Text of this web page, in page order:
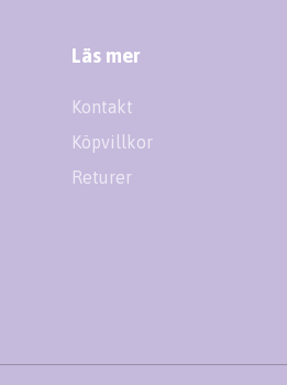
Läs mer
Kontakt
Köpvillkor
Returer